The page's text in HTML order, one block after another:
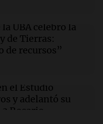
de Huracán
admite ante la CIDH
de poder
UBA celebró la
de Tierras:
de recursos”
el Estudio
y adelantó su
Rosario.